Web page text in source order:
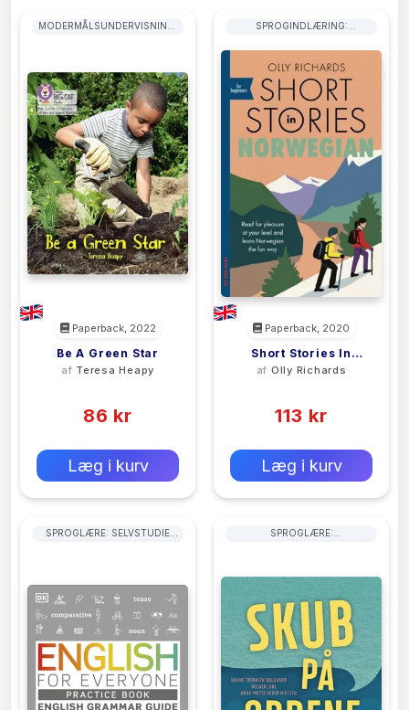
MODERMÅLSUNDERVISNING:
Paperback, 2022
Be A Green Star
af Teresa Heapy
86 kr
Læg i kurv
SPROGINDLÆRING:
Paperback, 2020
Short Stories In
Norwegian For
af Olly Richards
113 kr
Læg i kurv
SPROGLÆRE: SELVSTUDIE
SPROGLÆRE: